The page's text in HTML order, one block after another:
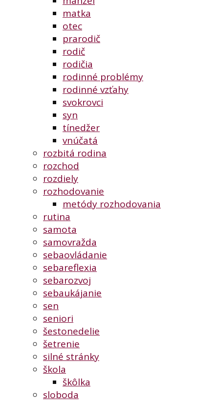
matka
otec
prarodič
rodič
rodičia
rodinné problémy
rodinné vzťahy
svokrovci
syn
tínedžer
vnúčatá
rozbitá rodina
rozchod
rozdiely
rozhodovanie
metódy rozhodovania
rutina
samota
samovražda
sebaovládanie
sebareflexia
sebarozvoj
sebaukájanie
sen
seniori
šestonedelie
šetrenie
silné stránky
škola
škôlka
sloboda